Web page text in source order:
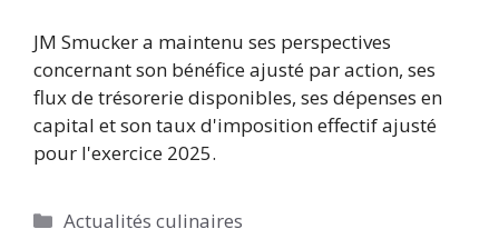
JM Smucker a maintenu ses perspectives
concernant son bénéfice ajusté par action, ses
flux de trésorerie disponibles, ses dépenses en
capital et son taux d'imposition effectif ajusté
pour l'exercice 2025.
Catégories
Actualités culinaires